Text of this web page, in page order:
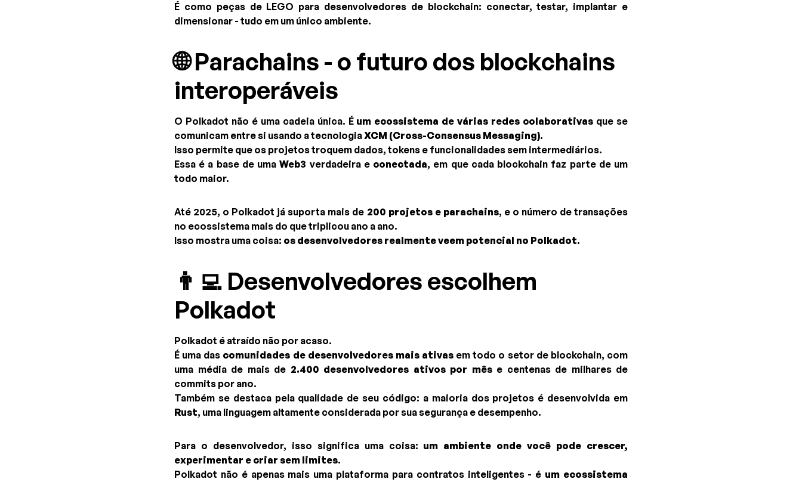
É como peças de LEGO para desenvolvedores de blockchain: conectar, testar, implantar e
dimensionar - tudo em um único ambiente.
🌐 Parachains - o futuro dos blockchains
interoperáveis
O Polkadot não é uma cadeia única. É um ecossistema de várias redes colaborativas que se
comunicam entre si usando a tecnologiaXCM (Cross-Consensus Messaging).
Isso permite que os projetos troquem dados, tokens e funcionalidades sem intermediários.
Essa é a base de umaWeb3 verdadeira e conectada, em que cada blockchain faz parte de um
todo maior.
Até 2025, o Polkadot já suporta mais de 200 projetos e parachains, e o número de transações
no ecossistema mais do que triplicou ano a ano.
Isso mostra uma coisa: os desenvolvedores realmente veem potencial no Polkadot.
👨‍💻 Desenvolvedores escolhem
Polkadot
Polkadot é atraído não por acaso.
É uma das comunidades de desenvolvedores mais ativas em todo o setor de blockchain, com
uma média de mais de 2.400 desenvolvedores ativos por mêse centenas de milhares de
commits por ano.
Também se destaca pela qualidade de seu código: a maioria dos projetos é desenvolvida em
Rust, uma linguagem altamente considerada por sua segurança e desempenho.
Para o desenvolvedor, isso significa uma coisa: um ambiente onde você pode crescer,
experimentar e criar sem limites.
Polkadot não é apenas mais uma plataforma para contratos inteligentes - é um ecossistema